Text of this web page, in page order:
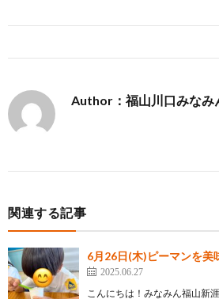
Author：福山川口みなみ
関連する記事
6月26日(木)ピーマンを美
2025.06.27
こんにちは！みなみん福山新